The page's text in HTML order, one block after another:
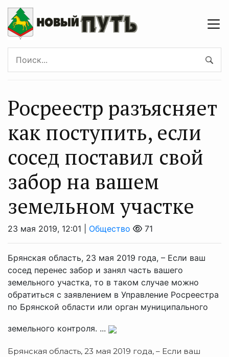
Росреестр разъясняет
как поступить, если
сосед поставил свой
забор на вашем
земельном участке
23 мая 2019, 12:01 | Общество 71
Брянская область, 23 мая 2019 года, – Если ваш
сосед перенес забор и занял часть вашего
земельного участка, то в таком случае можно
обратиться с заявлением в Управление Росреестра
по Брянской области или орган муниципального
земельного контроля. ...
Брянская область, 23 мая 2019 года, – Если ваш